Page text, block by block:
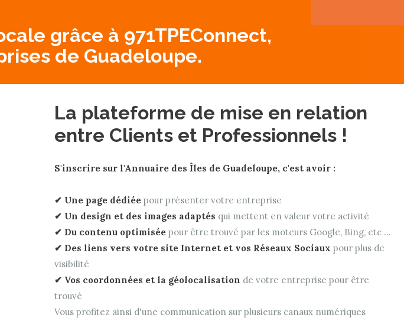
grâce à 971TPEConnect,
de Guadeloupe.
La plateforme de mise en relation
entre Clients et Professionnels !
S'inscrire sur l'Annuaire des Îles de Guadeloupe, c'est avoir :
✔ Une page dédiée pour présenter votre entreprise
✔ Un design et des images adaptés qui mettent en valeur votre activité
✔ Du contenu optimisée pour être trouvé par les moteurs Google, Bing, etc ...
✔ Des liens vers votre site Internet et vos Réseaux Sociaux pour plus de
visibilité
✔ Vos coordonnées et la géolocalisation de votre entreprise pour être
trouvé
Vous profitez ainsi d'une communication sur plusieurs canaux numériques